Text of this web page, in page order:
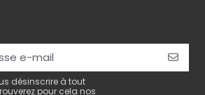
désinscrire à tout
pour cela nos